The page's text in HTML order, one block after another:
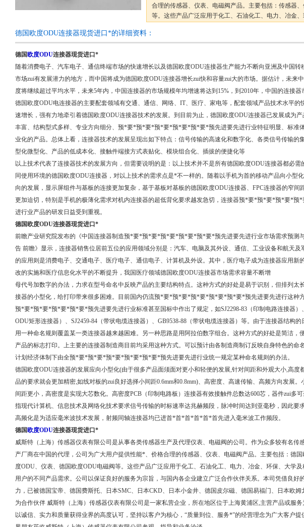
合理的传感器、仪表、电磁阀产品。主要包括：传感器、
等。这些产品广泛应用于化工、石油化工、电力、冶金
德国欧度ODU连接器现货进口*的详细资料：
德国 欧度ODU连接器现货进口*
随着消费电子、汽车电子、通信终端市场的快速增长以及德国欧度ODU连接器生产能力不断向亚洲及中国转
市场zui有发展潜力的地方，而中国将成为德国欧度ODU连接器增长zui快和容量zui大的市场。据估计，未来
度将继续超过平均水平，未来5年内，中国连接器的市场规模年均增速将达到15%，到2010年，中国的连接器
德国欧度ODU电连接器的主要配套领域有交通、通信、网络、IT、医疗、家电等，配套领域产品技术水平的
速增长，强有力地牵引着德国欧度ODU连接器技术的发展。到目前为止，德国欧度ODU连接器已发展成为
丰富、结构型式多样、专业方向细分、预*要*预*要*预*要*预*要*预*要*预先进要先进行业特征明显、标准
业化的产品。总体上看，连接器技术的发展呈现出如下特点：信号传输的高速化和数字化、各类信号传输的
型化微型化、产品的低成本化、接触件端接方式表贴化、模块组合化、插拔的便捷化等
以上技术代表了连接器技术的发展方向，但需要说明的是：以上技术并不是所有德国欧度ODU连接器都必需
同使用环境的德国欧度ODU连接器，对以上技术的需求点是*不一样的。随着以手机为首的移动产品向小型
向的发展，显示屏组件与基板的连接更加复杂，基于基板对基板的德国欧度ODU连接器、FPC连接器的窄间
更加迫切，特别是手机的极薄化需求对机内连接器的超低背化要求越发急切，连接器预*要*预*要*预*要*预
进行业产品的研发日益受到重视。
德国欧度ODU连接器现货进口*
前瞻产业研究院发布的《中国连接器制造预*要*预*要*预*要*预*要*预*要*预先进要先进行业市场需求预测
告 前瞻》显示，连接器销售位居前五位的应用领域分别是：汽车、电脑及其外设、通信、工业设备和航天及
的应用则是消费电子、交通电子、医疗电子、通信电子、计算机及外设。其中，医疗电子成为连接器应用新
改的实施和医疗信息化水平的不断提升，我国医疗领域德国欧度ODU连接器市场需求容量不断增
母代号加数字的办法，力求在型号命名中反映产品的主要结构特点。这种方式的好处是易于识别，但排列太
接器的小型化，给打印带来很多困难。目前国内仍流预*要*预*要*预*要*预*要*预*要*预先进要先进行这种
预*要*预*要*预*要*预*要*预先进要先进行业标准甚至国标中作出了规定，如SJ2298-83（印制电路连接器）
ODU矩形连接器）、SJ2459-84（带状电缆连接器）、GB9538-88（带状电缆连接器）等。由于连接器结构
用一种命名规则覆盖某一类连接器越来越困难。另一种思路是用阿拉伯数字组合。这种方式的好处是简洁，
产品的标志打印。上主要的连接器制造商目前均采用这种方式。可以预计由各制造商制订反映自身特色的命
计划经济体制下由全预*要*预*要*预*要*预*要*预*要*预先进要先进行业统一规定某种命名规则的办法。
德国欧度ODU连接器的发展应向小型化(由于很多产品面须面对更小和轻便的发展,针对间距和外观大小,高度
品的要求就会更加精密,如线对板的zui良好选择小间距0.6mm和0.8mm)、高密度、高速传输、高频方向发展
间距更小，高密度是实现大芯数化。高密度PCB（印制电路板）连接器有效接触件总数达600芯，器件zui多
指现代计算机、信息技术及网络化技术要求信号传输的时标速率达兆赫频段，脉冲时间达到亚毫秒，因此要
高频化是为适应毫米波技术发展，射频同轴连接器均已进首*首*首*首*首*首先进入毫米波工作频段。
德国 欧度ODU连接器现货进口*
威斯特（上海）传感器仪表有限公司是从事各类传感器生产及代理仪表、电磁阀的公司。作为众多较有名传
产厂商在中国的代理，公司为广大用户提供性能*、价格合理的传感器、仪表、电磁阀产品。主要包括： 德国
度ODU、仪表、 德国欧度ODU电磁阀等。这些产品广泛应用于化工、石油化工、电力、冶金、环保、大学
用户的不同产品需求。公司以保证良好的服务为宗旨，与国内各企业建立广泛合作伙伴关系。本司凭借良好
力，已被德国宝帝、德国费斯托、日本SMC、日本CKD、日本小金井、德国皮尔磁、德国易福门、日本欧姆
为合作伙伴 威斯特（上海）传感器仪表有限公司是一家私营企业，所在地区位于上海黄浦区,主营产品或服
以诚信、实力和质量获得业界的高度认可，坚持以客户为核心，“质量到位、服务*”的经营理念为广大客户提